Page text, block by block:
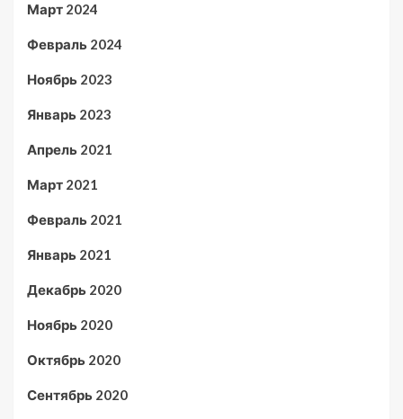
Март 2024
Февраль 2024
Ноябрь 2023
Январь 2023
Апрель 2021
Март 2021
Февраль 2021
Январь 2021
Декабрь 2020
Ноябрь 2020
Октябрь 2020
Сентябрь 2020